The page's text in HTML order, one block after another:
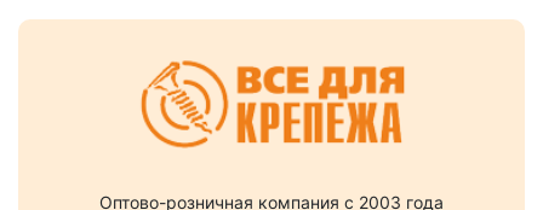
Оптово-розничная компания c 2003 года